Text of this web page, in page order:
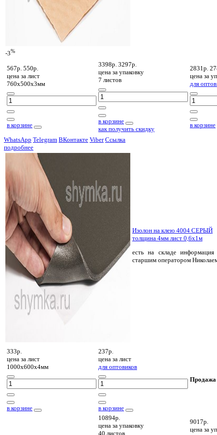
-3%
567р. 550р.
цена за лист
760х500х3мм
в корзине
3398р. 3297р.
цена за упаковку
7 листов
в корзине
как получить скидку
2831р.
цена за
для
в корзине
WhatsApp Telegram ВКонтакте Viber Ссылка
подробнее
Изолон на клею 4004 СЕРЫЙ
толщина 4мм лист 0,6х1м
есть на складе информация
старшим оператором
333р.
цена за лист
1000х600х4мм
в корзине
237р.
цена за лист
для оптовиков
в корзине
Продажа
10894р.
цена за упаковку
40 листов
9017р.
цена за